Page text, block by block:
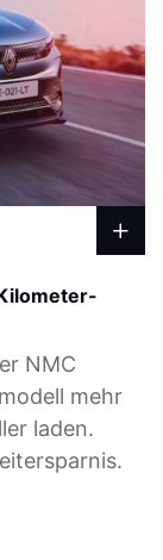
NMC
mehr
laden.